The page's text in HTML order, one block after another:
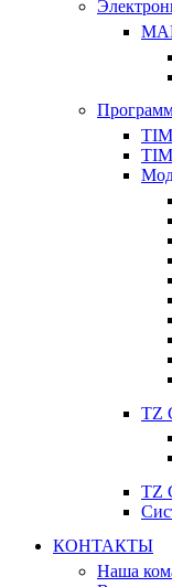
TZ
TZ
КОНТАКТЫ
Наша